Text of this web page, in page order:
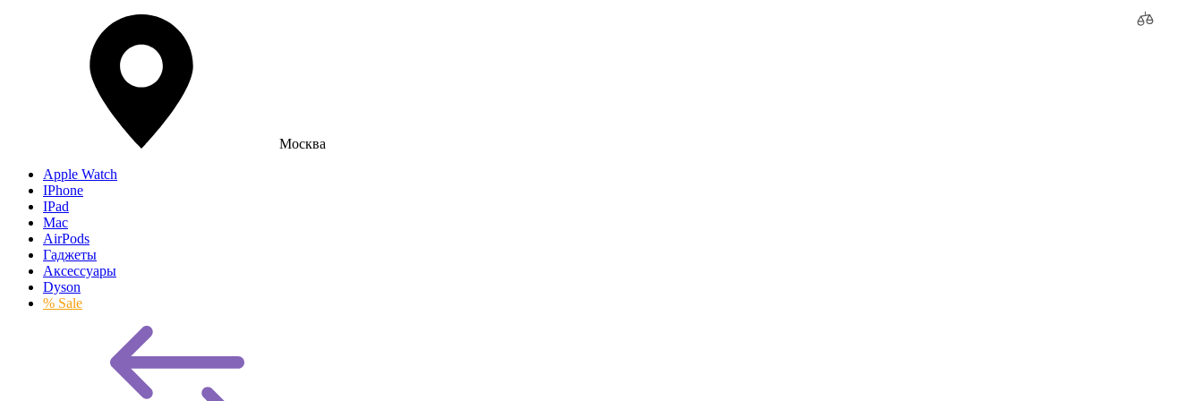
Москва
Apple Watch
IPhone
IPad
Mac
AirPods
Гаджеты
Аксессуары
Dyson
% Sale